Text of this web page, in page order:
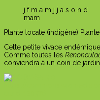
j f m a m j j a s o n d
mam
Plante locale (indigène)
Cette petite vivace
Comme toutes les
conviendra à un coin de